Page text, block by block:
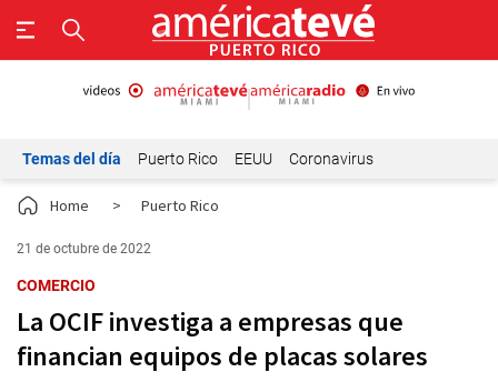
Temas del día Puerto Rico EEUU Coronavirus
Home > Puerto Rico
21 de octubre de 2022
COMERCIO
La OCIF investiga a empresas que
financian equipos de placas solares